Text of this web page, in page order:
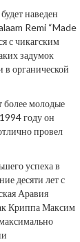
наведен
Remi “Made
с чикагским
задумок
в органической
молодые
году он
провел
успеха в
десяти лет с
Аравия
Криппа Максим